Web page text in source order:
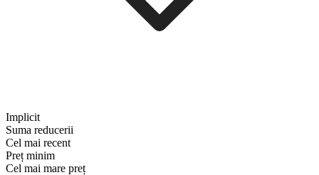
Implicit
Suma reducerii
Cel mai recent
Preț minim
Cel mai mare preț